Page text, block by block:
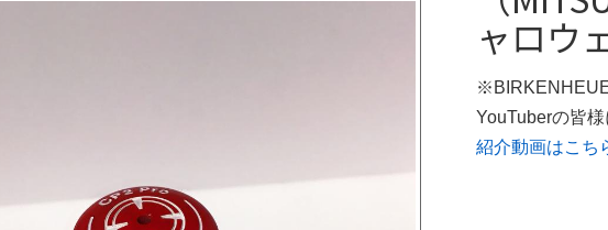
ャロウ
YouTuberの皆
紹介動画はこち